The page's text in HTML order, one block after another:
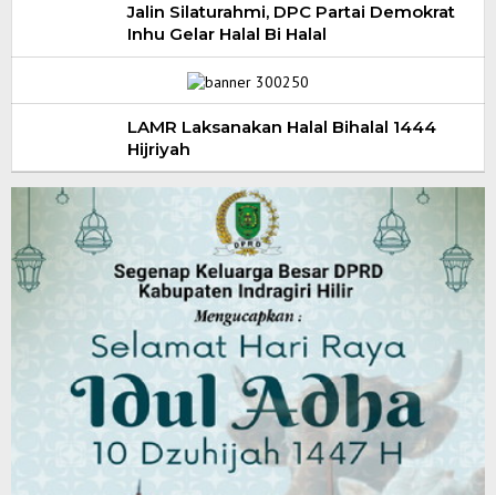
Jalin Silaturahmi, DPC Partai Demokrat
Inhu Gelar Halal Bi Halal
LAMR Laksanakan Halal Bihalal 1444
Hijriyah